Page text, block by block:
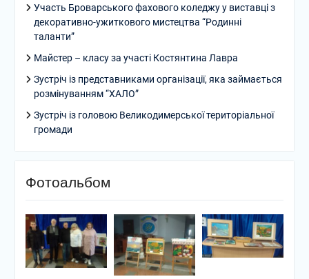
Участь Броварського фахового коледжу у виставці з
декоративно-ужиткового мистецтва “Родинні
таланти”
Майстер – класу за участі Костянтина Лавра
Зустріч із представниками організації, яка займається
розмінуванням “ХАЛО”
Зустріч із головою Великодимерської територіальної
громади
Фотоальбом